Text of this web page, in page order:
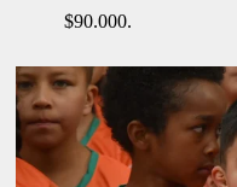
$90.000.